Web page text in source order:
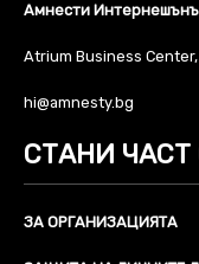
Амнести
Atrium Business
hi@amnesty.bg
СТАНИ ЧАСТ
ЗА ОРГАНИЗАЦИЯТА